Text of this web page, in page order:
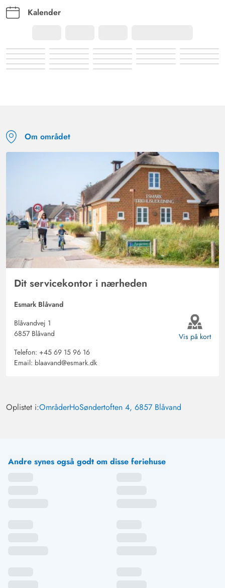
Kalender
Om området
Dit servicekontor i nærheden
Esmark Blåvand
Blåvandvej 1
6857 Blåvand
Telefon: +45 69 15 96 16
Email: blaavand@esmark.dk
Vis på kort
Oplistet i:OmråderHoSøndertoften 4, 6857 Blåvand
Andre synes også godt om disse feriehuse